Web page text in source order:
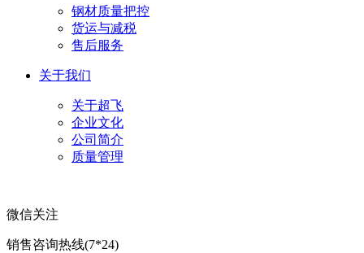
钢材质量把控
货运与减税
售后服务
关于我们
关于超飞
企业文化
公司简介
质量管理
微信关注
销售咨询热线(7*24)